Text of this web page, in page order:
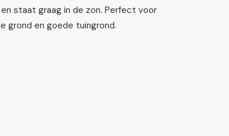
staat graag in de zon. Perfect voor
grond en goede tuingrond.